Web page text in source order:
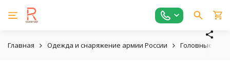
Главная Одежда и снаряжение армии России Головные